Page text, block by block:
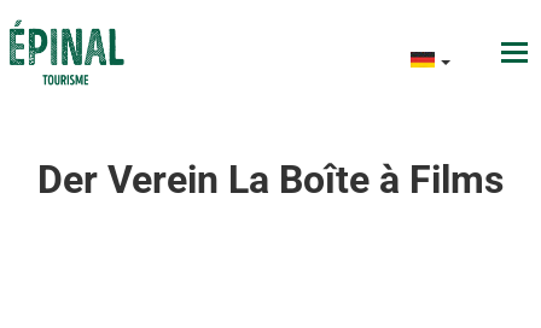
Der Verein La Boîte à Films